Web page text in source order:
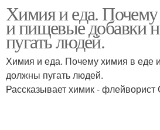
Химия и еда.
и пищевые добавки
пугать людей.
Химия и еда. Почему химия в еде
должны пугать людей.
Рассказывает химик - флейворист